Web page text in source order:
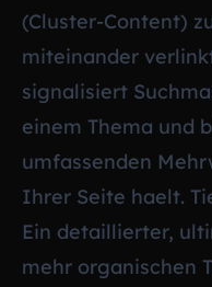
(Cluster-Content)
miteinander
signalisiert
einem Thema und
umfassenden
Ihrer Seite haelt.
Ein detaillierter,
mehr organischen